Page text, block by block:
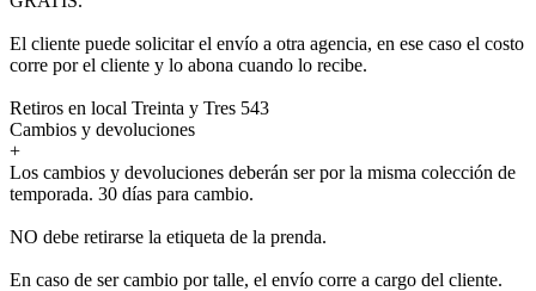
El cliente puede solicitar el envío a otra agencia, en ese caso el costo
corre por el cliente y lo abona cuando lo recibe.
Retiros en local Treinta y Tres 543
Cambios y devoluciones
+
Los cambios y devoluciones deberán ser por la misma colección de
temporada. 30 días para cambio.
NO debe retirarse la etiqueta de la prenda.
En caso de ser cambio por talle, el envío corre a cargo del cliente.